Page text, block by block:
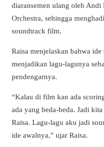
diaransemen ulang oleh Andi
Orchestra, sehingga
soundtrack film.
Raisa menjelaskan bahwa
menjadikan lagu-lagunya
pendengarnya.
“Kalau di film kan ada
ada yang beda-beda. Jadi
Raisa. Lagu-lagu aku jadi
ide awalnya,” ujar Raisa.